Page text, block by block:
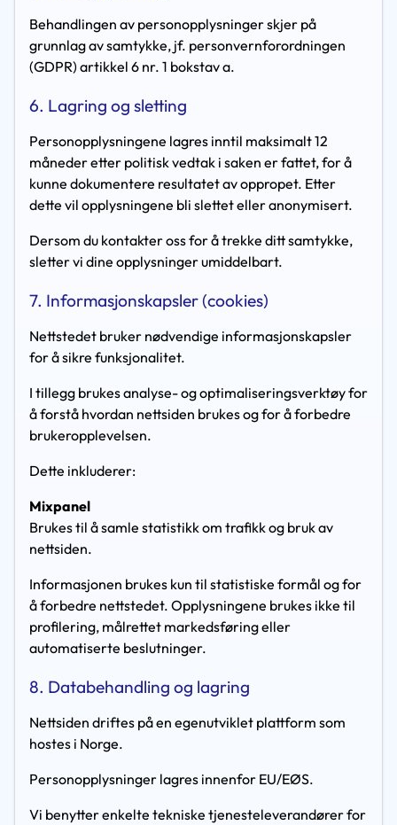
Behandlingen av personopplysninger skjer på
grunnlag av samtykke, jf. personvernforordningen
(GDPR) artikkel 6 nr. 1 bokstav a.
6. Lagring og sletting
Personopplysningene lagres inntil maksimalt 12
måneder etter politisk vedtak i saken er fattet, for å
kunne dokumentere resultatet av oppropet. Etter
dette vil opplysningene bli slettet eller anonymisert.
Dersom du kontakter oss for å trekke ditt samtykke,
sletter vi dine opplysninger umiddelbart.
7. Informasjonskapsler (cookies)
Nettstedet bruker nødvendige informasjonskapsler
for å sikre funksjonalitet.
I tillegg brukes analyse- og optimaliseringsverktøy for
å forstå hvordan nettsiden brukes og for å forbedre
brukeropplevelsen.
Dette inkluderer:
Mixpanel
Brukes til å samle statistikk om trafikk og bruk av
nettsiden.
Informasjonen brukes kun til statistiske formål og for
å forbedre nettstedet. Opplysningene brukes ikke til
profilering, målrettet markedsføring eller
automatiserte beslutninger.
8. Databehandling og lagring
Nettsiden driftes på en egenutviklet plattform som
hostes i Norge.
Personopplysninger lagres innenfor EU/EØS.
Vi benytter enkelte tekniske tjenesteleverandører for